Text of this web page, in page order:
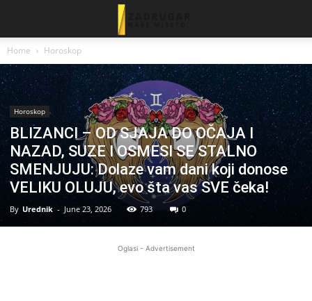
Home Horoskop
Horoskop
BLIZANCI – OD SJAJA DO OČAJA I
NAZAD, SUZE I OSMESI SE STALNO
SMENJUJU: Dolaze vam dani koji donose
VELIKU OLUJU, evo šta vas SVE čeka!
By Urednik - June 23, 2026 793 0
Oglasi - Advertisement